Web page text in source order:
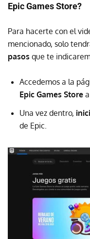
Epic Games Store?
Para hacerte con el
mencionado, solo
pasos que te
Accedemos a la
Epic Games Store
Una vez dentro,
de Epic.